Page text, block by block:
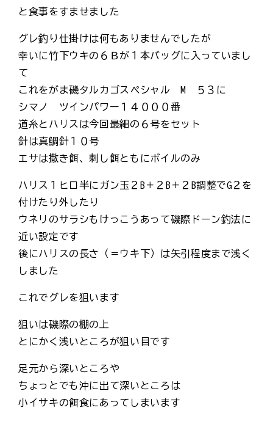
と食事をすませました
グレ釣り仕掛けは何もありませんでしたが
幸いに竹下ウキの６Ｂが１本バッグに入っていまし
て
これをがま磯タルカゴスペシャル M ５３に
シマノ ツインパワー１４０００番
道糸とハリスは今回最細の６号をセット
針は真鯛針１０号
エサは撒き餌、刺し餌ともにボイルのみ
ハリス１ヒロ半にガン玉２B＋２B＋２B調整でG２を
付けたり外したり
ウネリのサラシもけっこうあって磯際ドーン釣法に
近い設定です
後にハリスの長さ（＝ウキ下）は矢引程度まで浅く
しました
これでグレを狙います
狙いは磯際の棚の上
とにかく浅いところが狙い目です
足元から深いところや
ちょっとでも沖に出て深いところは
小イサキの餌食にあってしまいます